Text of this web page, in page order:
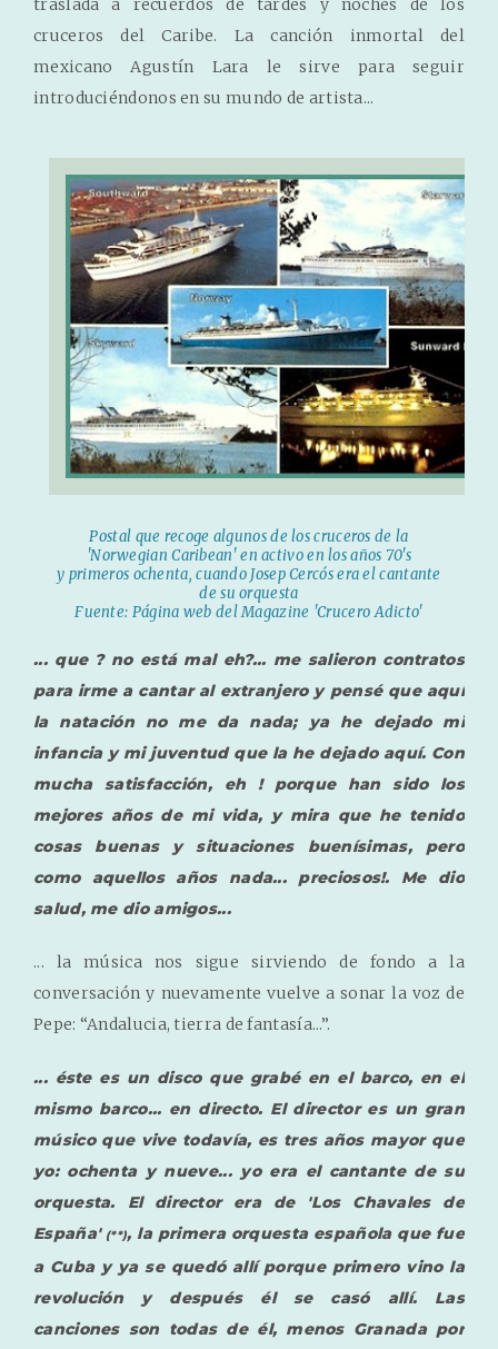
traslada a recuerdos de tardes y noches de los
cruceros del Caribe. La canción inmortal del
mexicano Agustín Lara le sirve para seguir
introduciéndonos en su mundo de artista...
Postal que recoge algunos de los cruceros de la
'Norwegian Caribean' en activo en los años 70's
y primeros ochenta, cuando Josep Cercós era el cantante
de su orquesta
Fuente: Página web del Magazine 'Crucero Adicto'
... que ? no está mal eh?... me salieron contratos
para irme a cantar al extranjero y pensé que aquí
la natación no me da nada; ya he dejado mi
infancia y mi juventud que la he dejado aquí. Con
mucha satisfacción, eh ! porque han sido los
mejores años de mi vida, y mira que he tenido
cosas buenas y situaciones buenísimas, pero
como aquellos años nada... preciosos!. Me dio
salud, me dio amigos...
... la música nos sigue sirviendo de fondo a la
conversación y nuevamente vuelve a sonar la voz de
Pepe: “Andalucia, tierra de fantasía...”.
... éste es un disco que grabé en el barco, en el
mismo barco... en directo. El director es un gran
músico que vive todavía, es tres años mayor que
yo: ochenta y nueve... yo era el cantante de su
orquesta. El director era de 'Los Chavales de
España' (**), la primera orquesta española que fue
a Cuba y ya se quedó allí porque primero vino la
revolución y después él se casó allí. Las
canciones son todas de él, menos Granada por